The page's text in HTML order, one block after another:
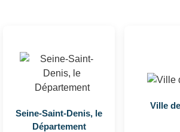
Seine-Saint-Denis, le
Département
Ville